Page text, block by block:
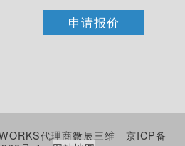
申请报价
代理商微辰三维
京ICP备